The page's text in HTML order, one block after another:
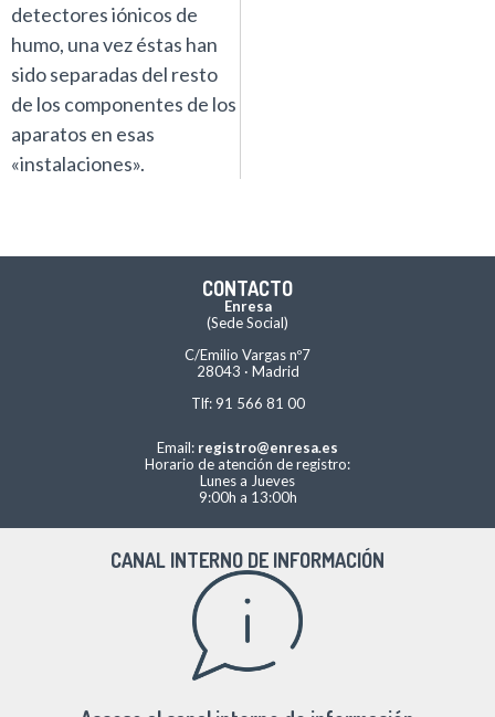
detectores iónicos de
humo, una vez éstas han
sido separadas del resto
de los componentes de los
aparatos en esas
«instalaciones».
CONTACTO
Enresa
(Sede Social)
C/Emilio Vargas nº7
28043 · Madrid
Tlf: 91 566 81 00
Email: registro@enresa.es
Horario de atención de registro:
Lunes a Jueves
9:00h a 13:00h
CANAL INTERNO DE INFORMACIÓN